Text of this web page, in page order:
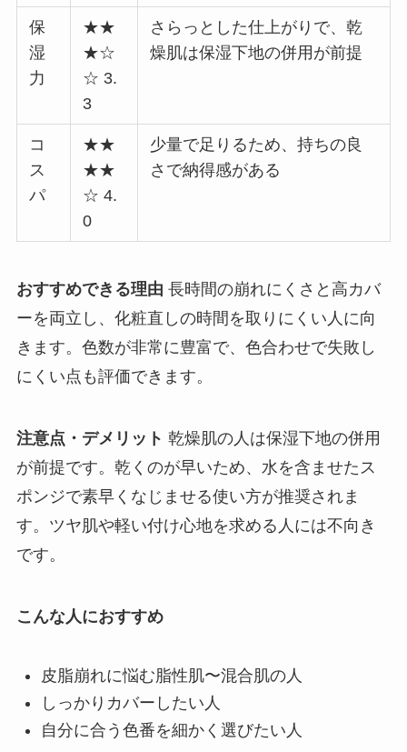
保
湿
力
★★
★☆
☆ 3.
3
さらっとした仕上がりで、乾
燥肌は保湿下地の併用が前提
コ
ス
パ
★★
★★
☆ 4.
0
少量で足りるため、持ちの良
さで納得感がある
おすすめできる理由 長時間の崩れにくさと高カバ
ーを両立し、化粧直しの時間を取りにくい人に向
きます。色数が非常に豊富で、色合わせで失敗し
にくい点も評価できます。
注意点・デメリット 乾燥肌の人は保湿下地の併用
が前提です。乾くのが早いため、水を含ませたス
ポンジで素早くなじませる使い方が推奨されま
す。ツヤ肌や軽い付け心地を求める人には不向き
です。
こんな人におすすめ
皮脂崩れに悩む脂性肌〜混合肌の人
しっかりカバーしたい人
自分に合う色番を細かく選びたい人